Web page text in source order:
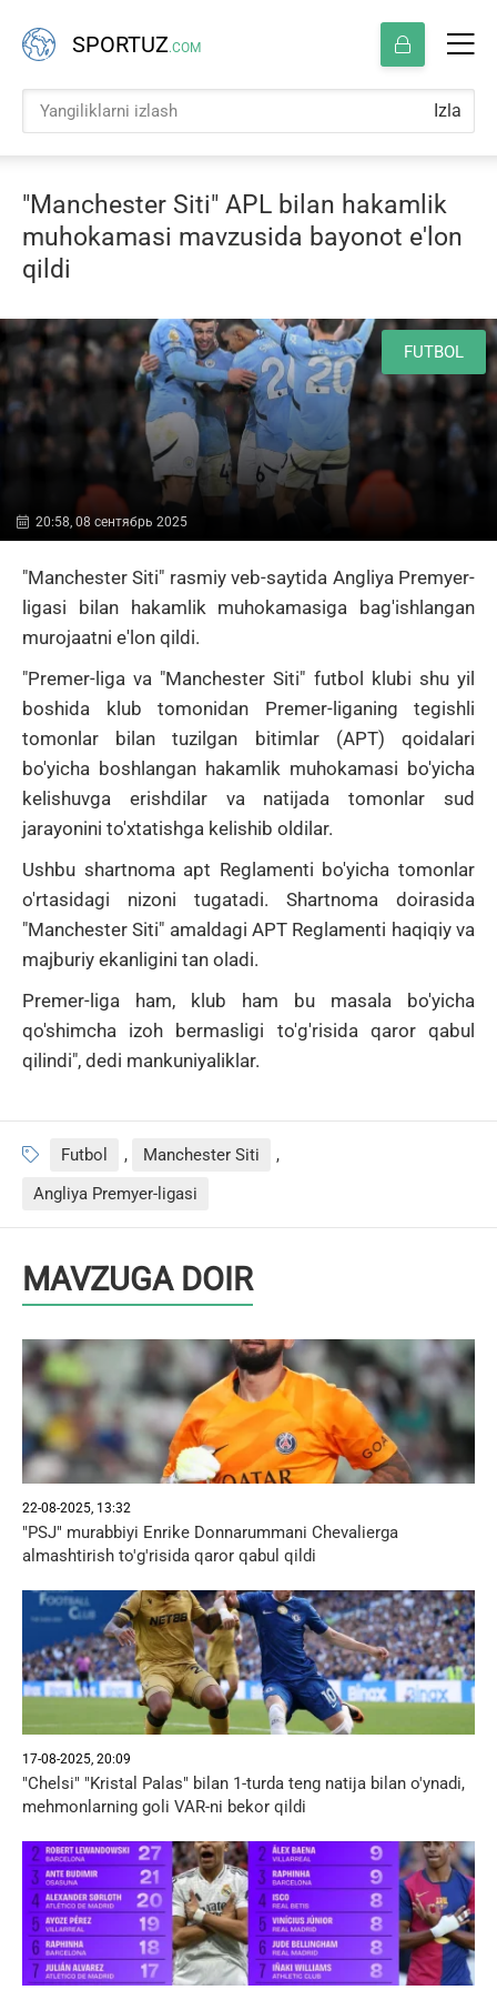
SPORTUZ.COM
Izla
"Manchester Siti" APL bilan hakamlik
muhokamasi mavzusida bayonot e'lon
qildi
FUTBOL
20:58, 08 сентябрь 2025
"Manchester Siti" rasmiy veb-saytida Angliya Premyer-
ligasi bilan hakamlik muhokamasiga bag'ishlangan
murojaatni e'lon qildi.
"Premer-liga va "Manchester Siti" futbol klubi shu yil
boshida klub tomonidan Premer-liganing tegishli
tomonlar bilan tuzilgan bitimlar (APT) qoidalari
bo'yicha boshlangan hakamlik muhokamasi bo'yicha
kelishuvga erishdilar va natijada tomonlar sud
jarayonini to'xtatishga kelishib oldilar.
Ushbu shartnoma apt Reglamenti bo'yicha tomonlar
o'rtasidagi nizoni tugatadi.
Shartnoma doirasida
"Manchester Siti" amaldagi APT Reglamenti haqiqiy va
majburiy ekanligini tan oladi.
Premer-liga ham, klub ham bu masala bo'yicha
qo'shimcha izoh bermasligi to'g'risida qaror qabul
qilindi", dedi mankuniyaliklar.
Futbol , Manchester Siti
,
Angliya Premyer-ligasi
MAVZUGA DOIR
22-08-2025, 13:32
"PSJ" murabbiyi Enrike Donnarummani Chevalierga
almashtirish to'g'risida qaror qabul qildi
17-08-2025, 20:09
"Chelsi" "Kristal Palas" bilan 1-turda teng natija bilan o'ynadi,
mehmonlarning goli VAR-ni bekor qildi